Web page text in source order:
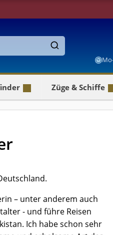
Finden
Züge & Schiffe
– unter anderem auch
- und führe Reisen
Ich habe schon sehr